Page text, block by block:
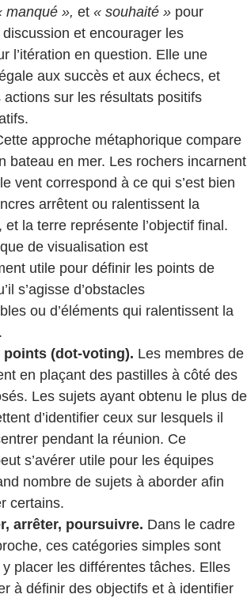
manqué », et « souhaité » pour
et encourager les
l’itération en question. Elle une
aux succès et aux échecs, et
actions sur les résultats positifs
approche métaphorique compare
bateau en mer. Les rochers incarnent
vent correspond à ce qui s’est bien
arrêtent ou ralentissent la
et la terre représente l’objectif final.
de visualisation est
utile pour définir les points de
s’agisse d’obstacles
ou d’éléments qui ralentissent la
points (dot-voting). Les membres de
en plaçant des pastilles à côté des
Les sujets ayant obtenu le plus de
d’identifier ceux sur lesquels il
pendant la réunion. Ce
s’avérer utile pour les équipes
nombre de sujets à aborder afin
certains.
arrêter, poursuivre. Dans le cadre
ces catégories simples sont
placer les différentes tâches. Elles
à définir des objectifs et à identifier